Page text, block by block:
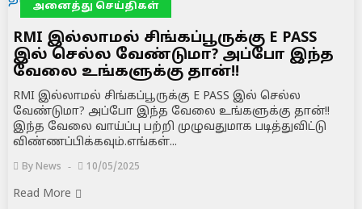
அனைத்து செய்திகள்
RMI இல்லாமல் சிங்கப்பூருக்கு E PASS
இல் செல்ல வேண்டுமா? அப்போ இந்த
வேலை உங்களுக்கு தான்!!
RMI இல்லாமல் சிங்கப்பூருக்கு E PASS இல் செல்ல
வேண்டுமா? அப்போ இந்த வேலை உங்களுக்கு தான்!!
இந்த வேலை வாய்ப்பு பற்றி முழுவதுமாக படித்துவிட்டு
விண்ணப்பிக்கவும்.எங்கள்...
By News 10/05/2025
Read More